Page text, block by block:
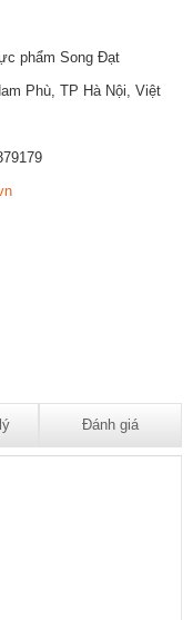
phẩm Song Đạt
Phù, TP Hà Nội, Việt
Đánh giá